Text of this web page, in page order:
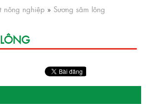
nông nghiệp » Sương sâm lông